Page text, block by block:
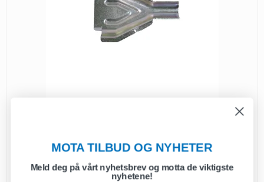
MOTA TILBUD OG NYHETER
Meld deg på vårt nyhetsbrev og motta de viktigste
nyhetene!